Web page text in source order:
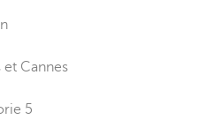
Cannes
5